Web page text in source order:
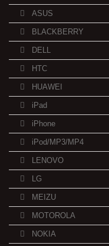
ASUS
BLACKBERRY
DELL
HTC
HUAWEI
iPad
iPhone
iPod/MP3/MP4
LENOVO
LG
MEIZU
MOTOROLA
NOKIA